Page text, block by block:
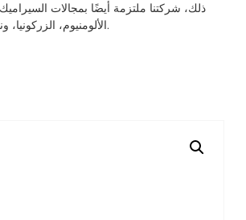
ذلك، شركتنا ملتزمة أيضًا بمجالات السيراميك
الألومنيوم، الزركونيا، ونيتريد السيليكون، إلخ.